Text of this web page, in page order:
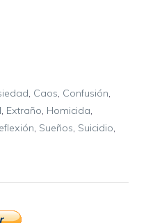
, Caos, Confusión,
, Extraño, Homicida,
, Sueños, Suicidio,